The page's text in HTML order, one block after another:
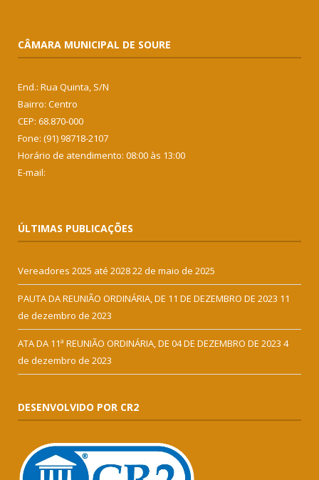
CÂMARA MUNICIPAL DE SOURE
End.: Rua Quinta, S/N
Bairro: Centro
CEP: 68.870-000
Fone: (91) 98718-2107
Horário de atendimento: 08:00 às 13:00
E-mail:
ÚLTIMAS PUBLICAÇÕES
Vereadores 2025 até 202822 de maio de 2025
PAUTA DA REUNIÃO ORDINÁRIA, DE 11 DE DEZEMBRO DE 2023 11
de dezembro de 2023
ATA DA 11ª REUNIÃO ORDINÁRIA, DE 04 DE DEZEMBRO DE 2023 4
de dezembro de 2023
DESENVOLVIDO POR CR2